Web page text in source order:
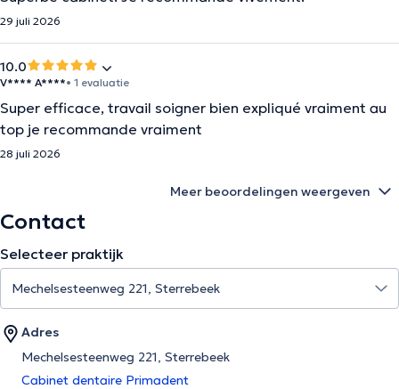
29 juli 2026
10.0
V**** A****• 1 evaluatie
Super efficace, travail soigner bien expliqué vraiment au
top je recommande vraiment
28 juli 2026
Meer beoordelingen weergeven
Contact
Selecteer praktijk
Adres
Mechelsesteenweg 221, Sterrebeek
Cabinet dentaire Primadent